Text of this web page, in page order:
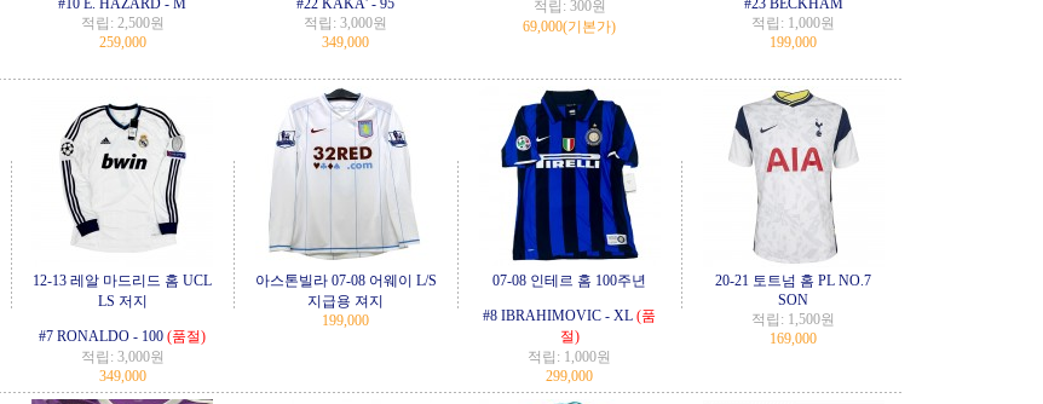
#10 E. HAZARD - M
적립: 2,500원
259,000
#22 KAKA' - 95
적립: 3,000원
349,000
적립: 300원
69,000(기본가)
#23 BECKHAM
적립: 1,000원
199,000
12-13 레알 마드리드 홈 UCL
LS 저지
#7 RONALDO - 100 (품절)
적립: 3,000원
349,000
아스톤빌라 07-08 어웨이 L/S
지급용 져지
199,000
07-08 인테르 홈 100주년
#8 IBRAHIMOVIC - XL (품
절)
적립: 1,000원
299,000
20-21 토트넘 홈 PL NO.7
SON
적립: 1,500원
169,000